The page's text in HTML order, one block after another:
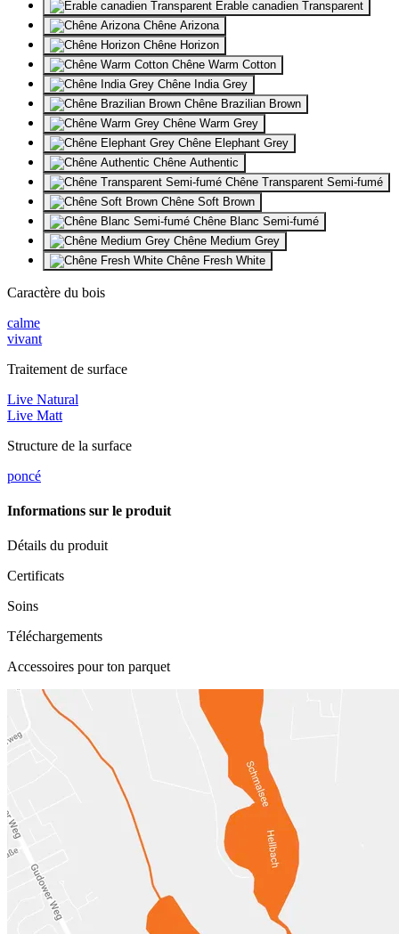
Erable canadien Transparent
Chêne Arizona
Chêne Horizon
Chêne Warm Cotton
Chêne India Grey
Chêne Brazilian Brown
Chêne Warm Grey
Chêne Elephant Grey
Chêne Authentic
Chêne Transparent Semi-fumé
Chêne Soft Brown
Chêne Blanc Semi-fumé
Chêne Medium Grey
Chêne Fresh White
Caractère du bois
calme
vivant
Traitement de surface
Live Natural
Live Matt
Structure de la surface
poncé
Informations sur le produit
Détails du produit
Certificats
Soins
Téléchargements
Accessoires pour ton parquet